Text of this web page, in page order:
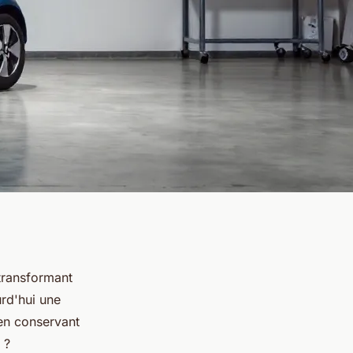
une
conservant
?